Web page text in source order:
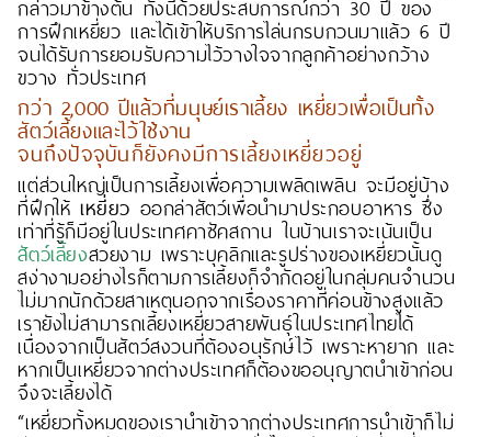
กล่าวมาข้างต้น ทั้งนี้ด้วยประสบการณ์กว่า 30 ปี ของ
การฝึกเหยี่ยว และได้เข้าให้บริการไล่นกรบกวนมาแล้ว 6 ปี
จนได้รับการยอมรับความไว้วางใจจากลูกค้าอย่างกว้าง
ขวาง ทั่วประเทศ
กว่า 2,000 ปีแล้วที่มนุษย์เราเลี้ยง เหยี่ยวเพื่อเป็นทั้ง
สัตว์เลี้ยงและไว้ใช้งาน
จนถึงปัจจุบันก็ยังคงมีการเลี้ยงเหยี่ยวอยู่
แต่ส่วนใหญ่เป็นการเลี้ยงเพื่อความเพลิดเพลิน จะมีอยู่บ้าง
ที่ฝึกให้ เหยี่ยว ออกล่าสัตว์เพื่อนำมาประกอบอาหาร ซึ่ง
เท่าที่รู้ก็มีอยู่ในประเทศคาซัคสถาน ในบ้านเราจะเน้นเป็น
สัตว์เลี้ยงสวยงาม เพราะบุคลิกและรูปร่างของเหยี่ยวนั้นดู
สง่างามอย่างไรก็ตามการเลี้ยงก็จำกัดอยู่ในกลุ่มคนจำนวน
ไม่มากนักด้วยสาเหตุนอกจากเรื่องราคาที่ค่อนข้างสูงแล้ว
เรายังไม่สามารถเลี้ยงเหยี่ยวสายพันธุ์ในประเทศไทยได้
เนื่องจากเป็นสัตว์สงวนที่ต้องอนุรักษ์ไว้ เพราะหายาก และ
หากเป็นเหยี่ยวจากต่างประเทศก็ต้องขออนุญาตนำเข้าก่อน
จึงจะเลี้ยงได้
“เหยี่ยวทั้งหมดของเรานำเข้าจากต่างประเทศการนำเข้าก็ไม่